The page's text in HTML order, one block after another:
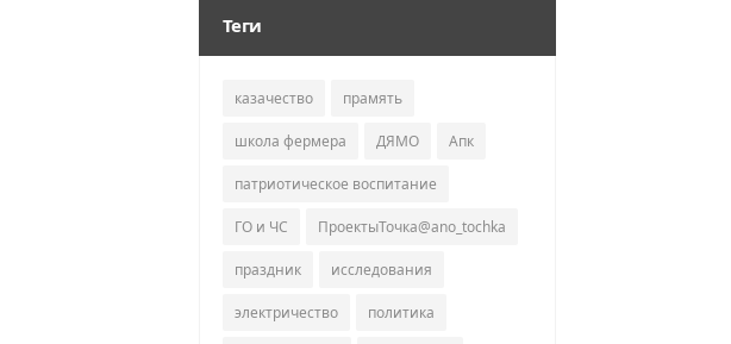
Теги
казачество прамять
школа фермера ДЯМО Апк
патриотическое воспитание
ГО и ЧС ПроектыТочка@ano_tochka
праздник исследования
электричество политика